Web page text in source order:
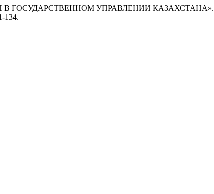
В ГОСУДАРСТВЕННОМ УПРАВЛЕНИИ КАЗАХСТАНА».
134.